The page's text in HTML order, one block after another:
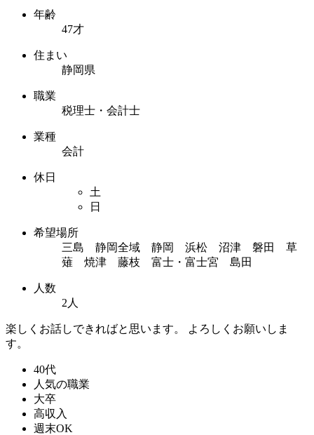
年齢
47才
住まい
静岡県
職業
税理士・会計士
業種
会計
休日
土
日
希望場所
三島 静岡全域 静岡 浜松 沼津 磐田 草
薙 焼津 藤枝 富士・富士宮 島田
人数
2人
楽しくお話しできればと思います。 よろしくお願いしま
す。
40代
人気の職業
大卒
高収入
週末OK